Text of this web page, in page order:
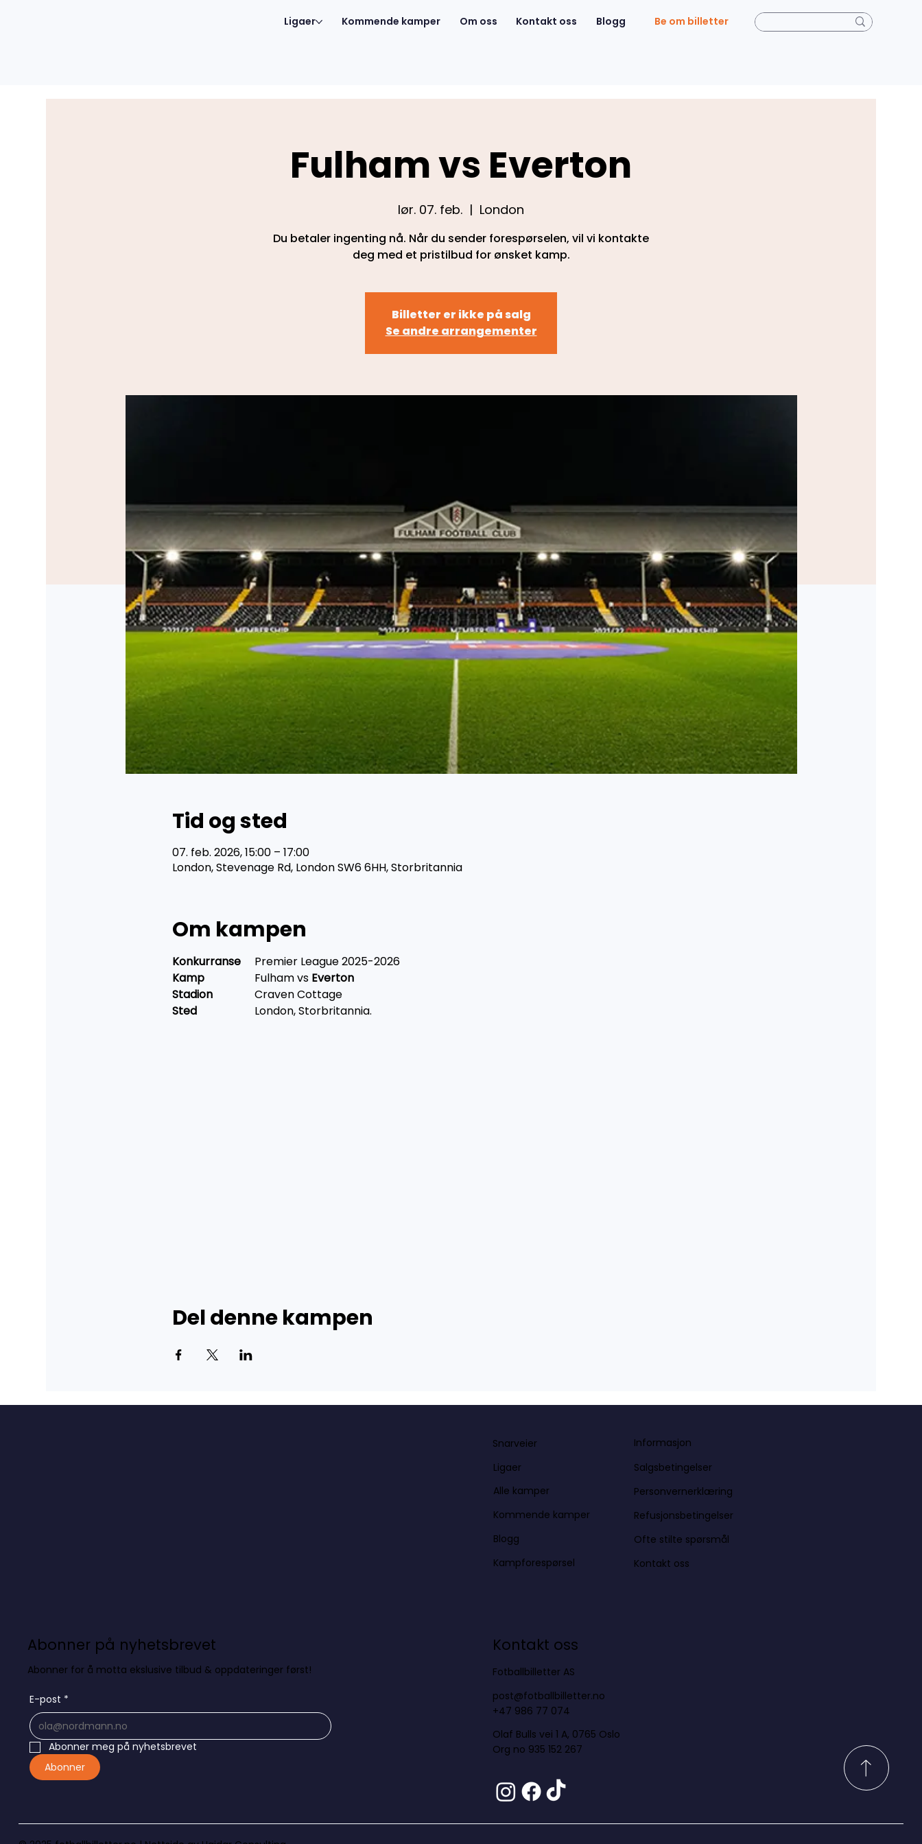
Ligaer Kommende kamper Om oss Kontakt oss Blogg Be om billetter
Fulham vs Everton
lør. 07. feb.
  |
London
Du betaler ingenting nå. Når du sender forespørselen, vil vi kontakte
deg med et pristilbud for ønsket kamp.
Billetter er ikke på salg
Se andre arrangementer
Tid og sted
07. feb. 2026, 15:00 – 17:00
London, Stevenage Rd, London SW6 6HH, Storbritannia
Om kampen
Konkurranse
	Premier League 2025-2026
Kamp
		Fulham vs
Everton
	Craven Cottage
Sted
		London, Storbritannia.
Del denne kampen
Snarveier
Ligaer
Alle kamper
Kommende kamper
Blogg
Kampforespørsel
Informasjon
Salgsbetingelser
Personvernerklæring
Refusjonsbetingelser
Ofte stilte spørsmål
Kontakt oss
Abonner på nyhetsbrevet
Abonner for å motta ekslusive tilbud & oppdateringer først!
E-post *
Abonner meg på nyhetsbrevet
Abonner
Kontakt oss
Fotballbilletter AS
post@fotballbilletter.no
+47 986 77 074
Olaf Bulls vei 1 A, 0765 Oslo
Org no 935 152 267